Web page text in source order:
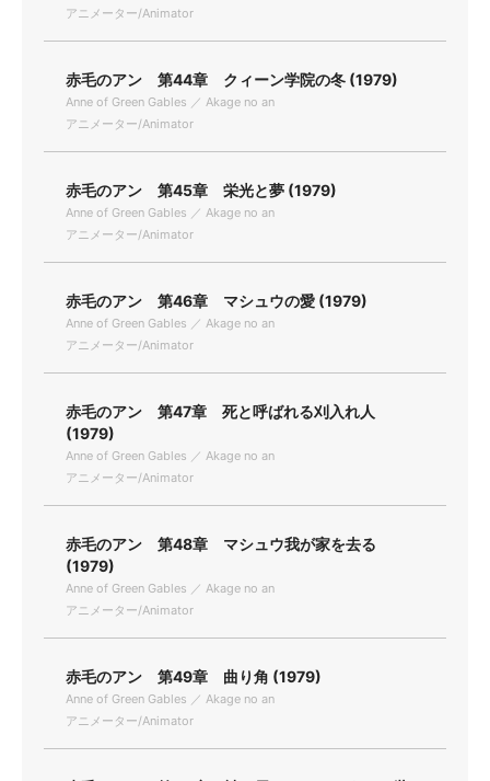
アニメーター/Animator
赤毛のアン 第44章 クィーン学院の冬 (1979)
Anne of Green Gables ／ Akage no an
アニメーター/Animator
赤毛のアン 第45章 栄光と夢 (1979)
Anne of Green Gables ／ Akage no an
アニメーター/Animator
赤毛のアン 第46章 マシュウの愛 (1979)
Anne of Green Gables ／ Akage no an
アニメーター/Animator
赤毛のアン 第47章 死と呼ばれる刈入れ人
(1979)
Anne of Green Gables ／ Akage no an
アニメーター/Animator
赤毛のアン 第48章 マシュウ我が家を去る
(1979)
Anne of Green Gables ／ Akage no an
アニメーター/Animator
赤毛のアン 第49章 曲り角 (1979)
Anne of Green Gables ／ Akage no an
アニメーター/Animator